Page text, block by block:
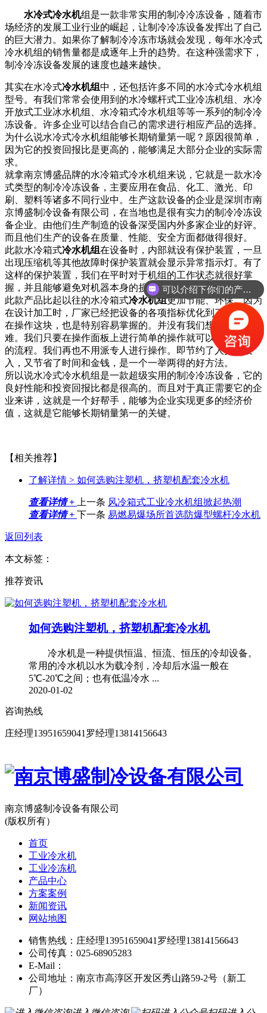
水冷式冷水机组是一款非常实用的制冷冷冻设备，随着市
场经济的发展工业行业的崛起，让制冷冷冻设备发挥出了自己
的巨大潜力。如果你了解制冷冷冻市场就会发现，每年水冷式
冷水机组的销售量都是成逐年上升的趋势。在这种强需求下，
制冷冷冻设备发展的速度也越来越快。
其实在水冷式冷水机组中，还包括许多不同的水冷式冷水机组
型号。有我们常常会使用到的水冷螺杆式工业冷冻机组、水冷
开放式工业冰水机组、水冷箱式冷水机组等等一系列的制冷冷
冻设备。许多企业可以结合自己的需求进行相应产品的选择。
为什么说水冷式冷水机组能够长期销量第一呢？原因很简单，
因为它的投资回报比是更高的，能够满足大部分企业的实际需
求。
就拿南京博盛品牌的水冷箱式冷水机组来说，它就是一款水冷
式类型的制冷冷冻设备，主要应用在食品、化工、激光、印
刷、塑料等诸多不同行业中。生产这款设备的企业是深圳市南
京博盛制冷设备有限公司，在当地也是很有实力的制冷冷冻设
备企业。由他们生产制造的设备深受国内外多家企业的好评。
而且他们生产的设备在质量、性能、安全方面都做得很好。
此款水冷箱式冷水机组在设备时，内部就设有保护装置，一旦
出现压缩机等其他故障时保护装置就会显示异常指示灯。有了
这样的保护装置，我们在平时对于机组的工作状态就很好掌
握，并且能够避免对机器本身的损害。
此款产品比起以往的水冷箱式冷水机组更加节能、环保。因为
在设计加工时，厂家已经把设备的各项指标优化到了。
在操作这块，也是特别容易掌握的。并没有我们想象中那么
难。我们只要在操作面板上进行简单的操作就可以完成一整套
的流程。我们再也不用派专人进行操作。即节约了人员的投
入，又节省了时间和金钱，是一个一举两得的好方法。
所以说水冷式冷水机组是一款超级实用的制冷冷冻设备，它的
良好性能和投资回报比都是很高的。而且对于真正需要它的企
业来讲，这就是一个好帮手，能够为企业实现更多的经济价
值，这就是它能够长期销量第一的关键。
【相关推荐】
了解详情 > 如何选购注塑机，挤塑机配套冷水机
查看详情 + 上一条 风冷箱式工业冷水机组掀起热潮
查看详情 + 下一条 易燃易爆场所首选防爆型螺杆冷水机
返回列表
本文标签：
推荐资讯
如何选购注塑机，挤塑机配套冷水机
冷水机是一种提供恒温、恒流、恒压的冷却设备。
常用的冷水机以水为载冷剂，冷却后水温一般在
5℃-20℃之间；也有低温冷水 ...
2020-01-02
咨询热线
庄经理13951659041罗经理13814156643
南京博盛制冷设备有限公司
(版权所有）
首页
工业冷水机
工业冷冻机
产品中心
方案案例
新闻资讯
网站地图
销售热线：庄经理13951659041罗经理13814156643
公司传真：025-68905283
E-Mail：
公司地址：南京市高淳区开发区秀山路59-2号（新工
厂）
可以介绍下你们的产品么？